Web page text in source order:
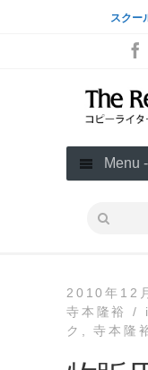
スクー
Menu -
2010年12
寺本隆裕 /
ク
,寺本隆